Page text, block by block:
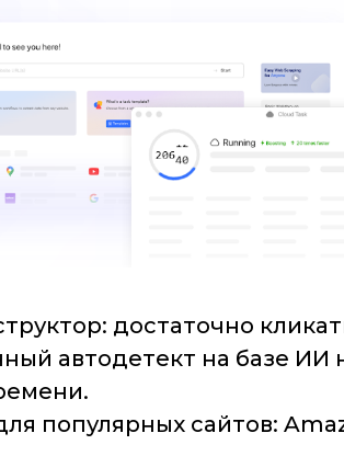
достаточно
автодетект на базе ИИ
популярных сайтов: